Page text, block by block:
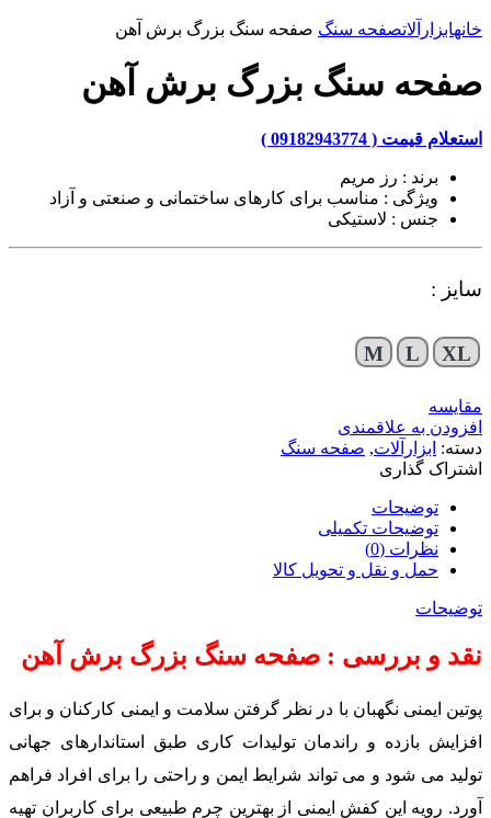
خانهابزارآلاتصفحه سنگ صفحه سنگ بزرگ برش آهن
صفحه سنگ بزرگ برش آهن
استعلام قیمت ( 09182943774 )
برند : رز مریم
ویژگی : مناسب برای کارهای ساختمانی و صنعتی و آزاد
جنس : لاستیکی
سایز :
M L XL
مقایسه
افزودن به علاقمندی
دسته: ابزارآلات, صفحه سنگ
اشتراک گذاری
توضیحات
توضیحات تکمیلی
نظرات (0)
حمل و نقل و تحویل کالا
توضیحات
نقد و بررسی : صفحه سنگ بزرگ برش آهن
پوتین ایمنی نگهبان با در نظر گرفتن سلامت و ایمنی کارکنان و برای
افزایش بازده و راندمان تولیدات کاری طبق استاندارهای جهانی
تولید می شود و می تواند شرایط ایمن و راحتی را برای افراد فراهم
آورد. رویه این کفش ایمنی از بهترین چرم طبیعی برای کاربران تهیه